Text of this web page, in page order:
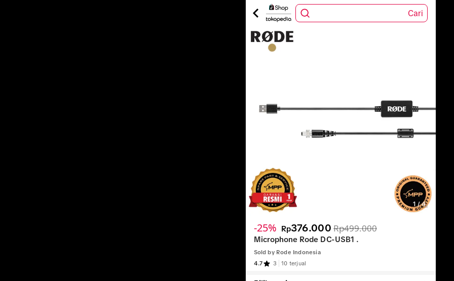
Cari
1 /4
-25% Rp376.000 Rp499.000
Microphone Rode DC-USB1 .
Sold by Rode Indonesia
4.7
3 10 terjual